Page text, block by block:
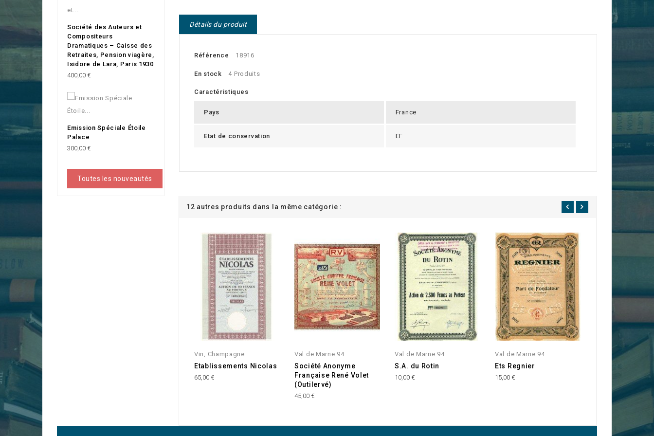
Société des Auteurs et
Compositeurs
Dramatiques – Caisse des
Retraites, Pension viagère,
Isidore de Lara, Paris 1930
Prix
400,00 €
Emission Spéciale Étoile
Palace
Prix
300,00 €
Toutes les nouveautés
Détails du produit
Référence 18916
En stock 4 Produits
Caractéristiques
Pays France
Etat de conservation EF
12 autres produits dans la même catégorie :
Vin, Champagne
Etablissements Nicolas
65,00 €
Val de Marne 94
Société Anonyme
Française René Volet
(Outilervé)
45,00 €
Val de Marne 94
S.A. du Rotin
10,00 €
Val de Marne 94
Ets Regnier
15,00 €
Val de Marne 94
Frigorifiques de
l'Afrique du